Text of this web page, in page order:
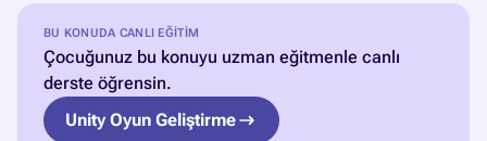
BU KONUDA CANLI EĞITIM
Çocuğunuz bu konuyu uzman eğitmenle canlı
derste öğrensin.
Unity Oyun Geliştirme